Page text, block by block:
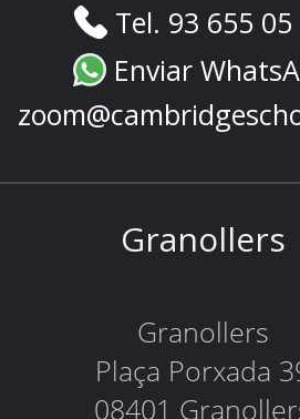
Tel. 93 655
Enviar
Granollers
Granollers
Plaça Porxada
08401